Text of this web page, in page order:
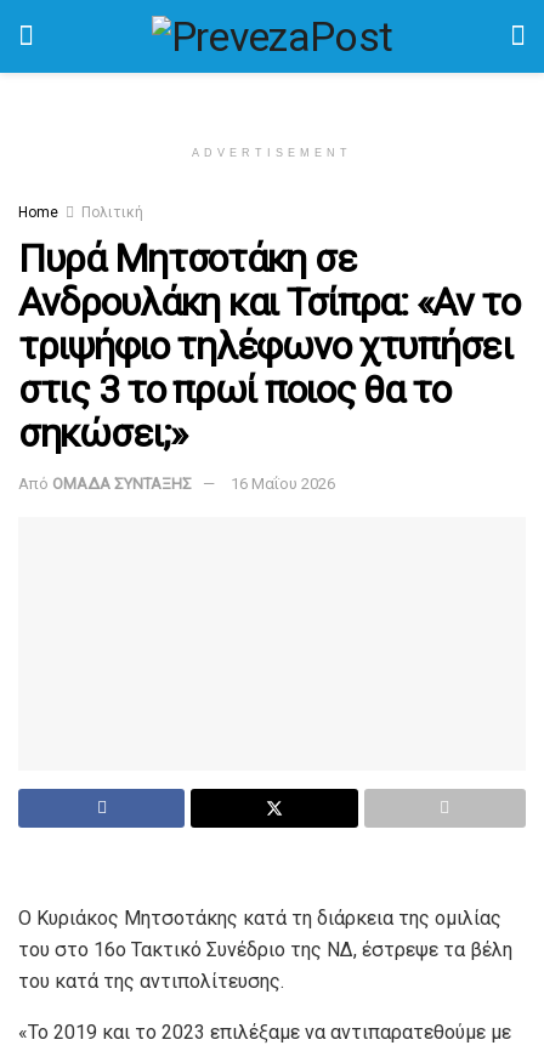
ADVERTISEMENT
Home Πολιτική
Πυρά Μητσοτάκη σε
Ανδρουλάκη και Τσίπρα: «Αν το
τριψήφιο τηλέφωνο χτυπήσει
στις 3 το πρωί ποιος θα το
σηκώσει;»
Από ΟΜΑΔΑ ΣΥΝΤΑΞΗΣ 16 Μαΐου 2026
Ο Κυριάκος Μητσοτάκης κατά τη διάρκεια της ομιλίας
του στο 16ο Τακτικό Συνέδριο της ΝΔ, έστρεψε τα βέλη
του κατά της αντιπολίτευσης.
«Το 2019 και το 2023 επιλέξαμε να αντιπαρατεθούμε με